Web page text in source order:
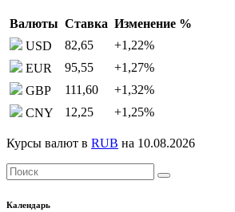
Валюты Ставка Изменение %
USD
82,65 +1,22%
EUR
95,55 +1,27%
GBP
111,60 +1,32%
CNY
12,25 +1,25%
Курсы валют в RUB на 10.08.2026
Календарь